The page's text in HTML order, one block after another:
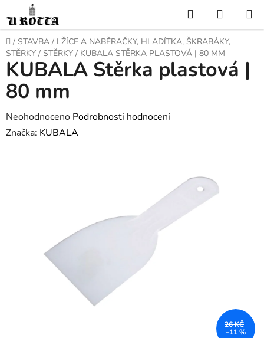
na
obsah
Hledat
KOŠÍK
DOMŮ
/ STAVBA / LŽÍCE A NABĚRAČKY, HLADÍTKA, ŠKRABÁKY,
STĚRKY / STĚRKY / KUBALA STĚRKA PLASTOVÁ | 80 MM
KUBALA Stěrka plastová |
80 mm
Průměrné
hodnocení
Neohodnoceno Podrobnosti hodnocení
Značka: KUBALA
26 KČ
–11 %